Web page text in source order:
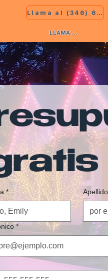
Llama al (346) 681-9339
LLAMA AL (346) 681-9339
* Apellido
*